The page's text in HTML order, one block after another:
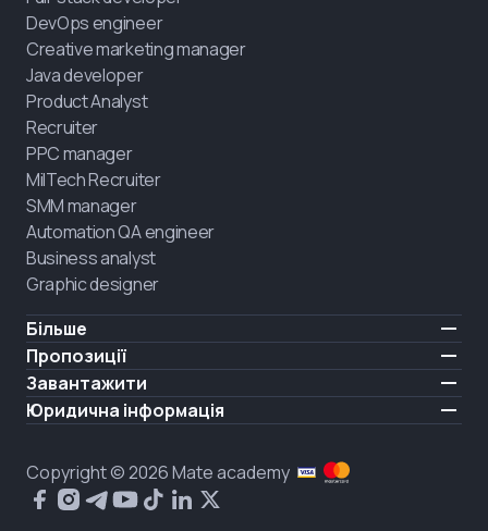
DevOps engineer
Creative marketing manager
Java developer
Product Analyst
Recruiter
PPC manager
MilTech Recruiter
SMM manager
Automation QA engineer
Business analyst
Graphic designer
Більше
Ціни
Відгуки
Про нас
Стан ринку IT
Питання і відповіді про IT
Пропозиції
IT для ветеранів
Найняти випускника
Навчання повного дня
Завантажити
iOS
Юридична інформація
Політика конфіденційності
Політика cookies
Публічний договір
Copyright © 2026 Mate academy